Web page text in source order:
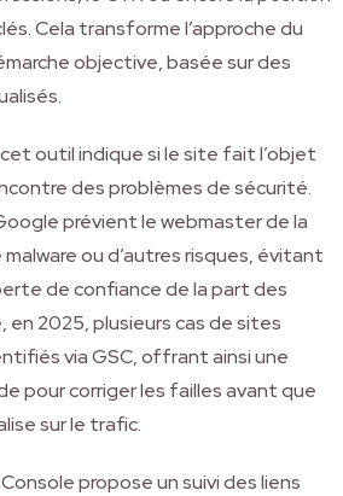
Cela transforme l’approche du
objective, basée sur des
outil indique si le site fait l’objet
des problèmes de sécurité.
prévient le webmaster de la
ou d’autres risques, évitant
de confiance de la part des
en 2025, plusieurs cas de sites
via GSC, offrant ainsi une
pour corriger les failles avant que
sur le trafic.
propose un suivi des liens